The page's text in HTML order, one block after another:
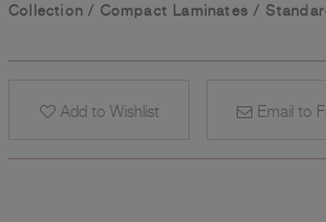
Collection / Compact Laminates /
Add to Wishlist Email to